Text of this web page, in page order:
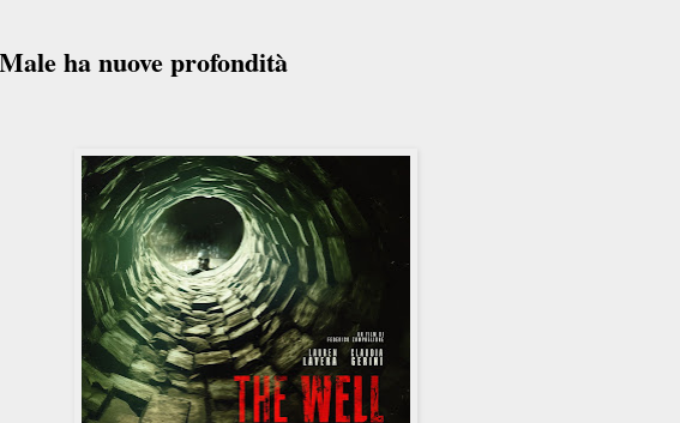
ha nuove profondità